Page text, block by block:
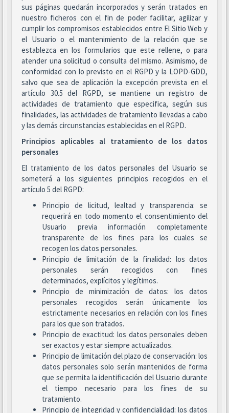
sus páginas quedarán incorporados y serán tratados en
nuestro ficheros con el fin de poder facilitar, agilizar y
cumplir los compromisos establecidos entre El Sitio Web y
el Usuario o el mantenimiento de la relación que se
establezca en los formularios que este rellene, o para
atender una solicitud o consulta del mismo. Asimismo, de
conformidad con lo previsto en el RGPD y la LOPD-GDD,
salvo que sea de aplicación la excepción prevista en el
artículo 30.5 del RGPD, se mantiene un registro de
actividades de tratamiento que especifica, según sus
finalidades, las actividades de tratamiento llevadas a cabo
y las demás circunstancias establecidas en el RGPD.
Principios aplicables al tratamiento de los datos
personales
El tratamiento de los datos personales del Usuario se
someterá a los siguientes principios recogidos en el
artículo 5 del RGPD:
Principio de licitud, lealtad y transparencia: se
requerirá en todo momento el consentimiento del
Usuario previa información completamente
transparente de los fines para los cuales se
recogen los datos personales.
Principio de limitación de la finalidad: los datos
personales serán recogidos con fines
determinados, explícitos y legítimos.
Principio de minimización de datos: los datos
personales recogidos serán únicamente los
estrictamente necesarios en relación con los fines
para los que son tratados.
Principio de exactitud: los datos personales deben
ser exactos y estar siempre actualizados.
Principio de limitación del plazo de conservación: los
datos personales solo serán mantenidos de forma
que se permita la identificación del Usuario durante
el tiempo necesario para los fines de su
tratamiento.
Principio de integridad y confidencialidad: los datos